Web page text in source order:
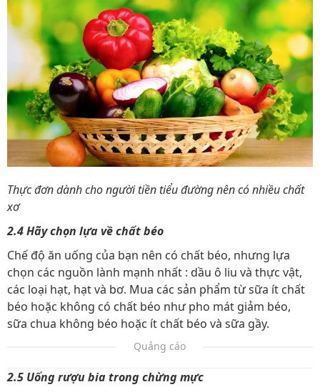
Thực đơn dành cho người tiền tiểu đường nên có nhiều chất
xơ
2.4 Hãy chọn lựa về chất béo
Chế độ ăn uống của bạn nên có chất béo, nhưng lựa
chọn các nguồn lành mạnh nhất : dầu ô liu và thực vật,
các loại hạt, hạt và bơ. Mua các sản phẩm từ sữa ít chất
béo hoặc không có chất béo như pho mát giảm béo,
sữa chua không béo hoặc ít chất béo và sữa gầy.
Quảng cáo
2.5 Uống rượu bia trong chừng mực